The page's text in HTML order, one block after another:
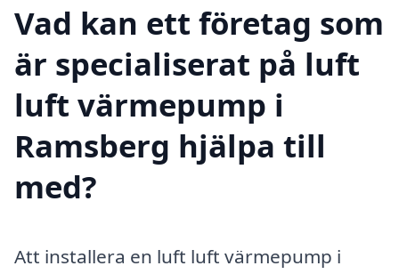
Vad kan ett företag som
är specialiserat på luft
luft värmepump i
Ramsberg hjälpa till
med?
Att installera en luft luft värmepump i